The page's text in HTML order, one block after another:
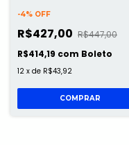
-4% OFF
R$427,00 R$447,00
R$414,19 com Boleto
12 x de R$43,92